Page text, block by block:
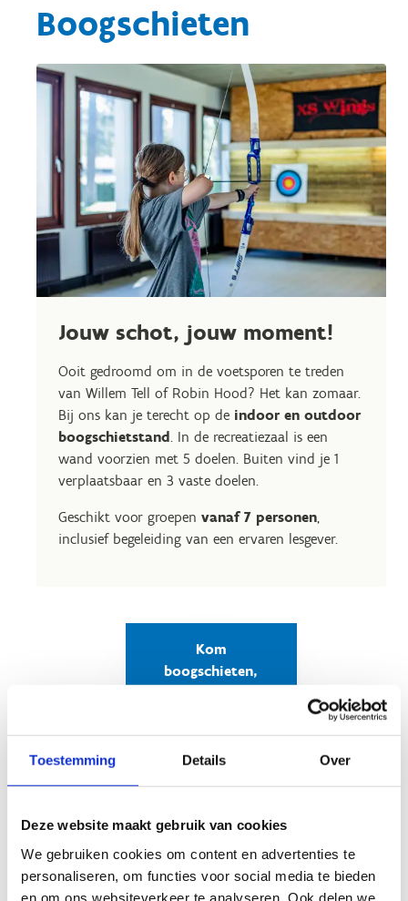
Toestemming Details Over
Deze website maakt gebruik van cookies
We gebruiken cookies om content en advertenties te
personaliseren, om functies voor social media te bieden
en om ons websiteverkeer te analyseren. Ook delen we
Boogschieten
Jouw schot, jouw moment!
Ooit gedroomd om in de voetsporen te treden
van Willem Tell of Robin Hood? Het kan zomaar.
Bij ons kan je terecht op de indoor en outdoor
boogschietstand. In de recreatiezaal is een
wand voorzien met 5 doelen. Buiten vind je 1
verplaatsbaar en 3 vaste doelen.
Geschikt voor groepen vanaf 7 personen,
inclusief begeleiding van een ervaren lesgever.
Kom
boogschieten,
Feest, vermaak en
schietplezier
Boogschieten is een bijzondere spannende
ervaring: geest, lichaam, techniek en de boog